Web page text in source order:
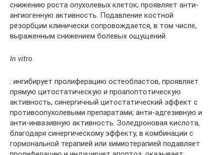
снижению роста опухолевых клеток; проявляет анти-
ангиогенную активность. Подавление костной
резорбции клинически сопровождается, в том числе,
выраженным снижением болевых ощущений.
In vitro
: ингибирует пролиферацию остеобластов, проявляет
прямую цитостатическую и проапоптотическую
активность, синергичный цитостатический эффект с
противоопухолевыми препаратами; анти-адгезивную и
анти-инвазивную активность. Золедроновая кислота,
благодаря синергическому эффекту, в комбинации с
гормональной терапией или химиотерапией подавляет